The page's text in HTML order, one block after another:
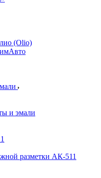
(Olio)
и эмали
разметки АК-511